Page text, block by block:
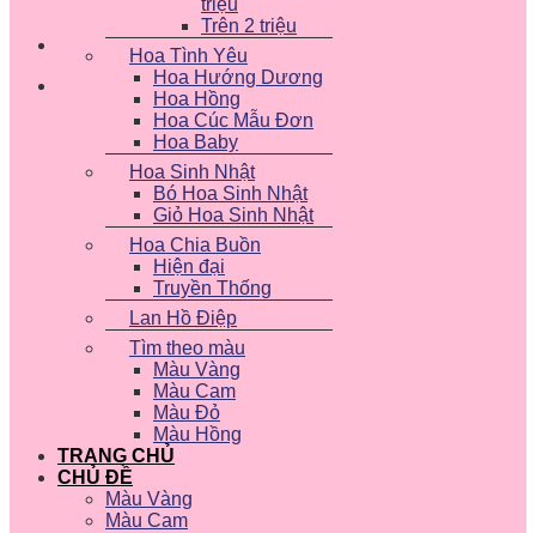
triệu
Trên 2 triệu
Hoa Tình Yêu
Hoa Hướng Dương
Hoa Hồng
Hoa Cúc Mẫu Đơn
Hoa Baby
Hoa Sinh Nhật
Bó Hoa Sinh Nhật
Giỏ Hoa Sinh Nhật
Hoa Chia Buồn
Hiện đại
Truyền Thống
Lan Hồ Điệp
Tìm theo màu
Màu Vàng
Màu Cam
Màu Đỏ
Màu Hồng
TRANG CHỦ
CHỦ ĐỀ
Màu Vàng
Màu Cam